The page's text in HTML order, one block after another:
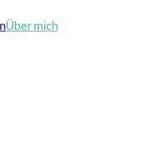
Über mich